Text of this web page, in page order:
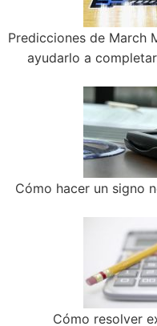
Predicciones de March
ayudarlo a
Cómo hacer un signo
Cómo resolver